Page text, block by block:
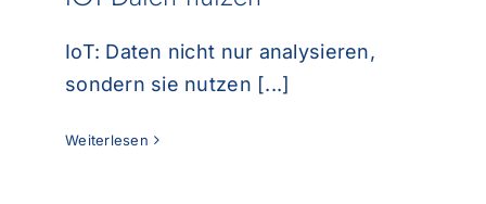
IoT: Daten nicht nur analysieren,
sondern sie nutzen [...]
Weiterlesen